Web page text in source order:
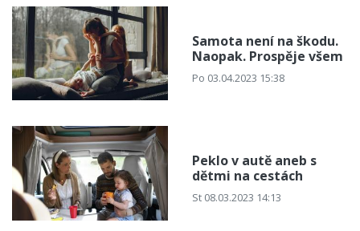
Samota není na škodu.
Naopak. Prospěje všem
Po 03.04.2023 15:38
Peklo v autě aneb s
dětmi na cestách
St 08.03.2023 14:13